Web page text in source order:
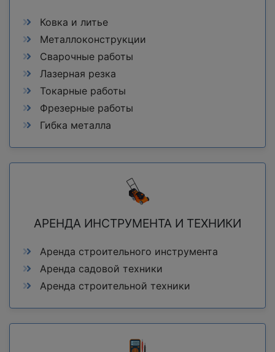
Ковка и литье
Металлоконструкции
Сварочные работы
Лазерная резка
Токарные работы
Фрезерные работы
Гибка металла
АРЕНДА ИНСТРУМЕНТА И ТЕХНИКИ
Аренда строительного инструмента
Аренда садовой техники
Аренда строительной техники